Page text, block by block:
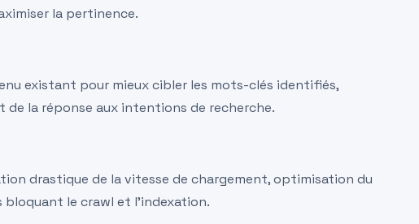
la pertinence.
existant pour mieux cibler les mots-clés identifiés,
la réponse aux intentions de recherche.
drastique de la vitesse de chargement, optimisation du
le crawl et l’indexation.